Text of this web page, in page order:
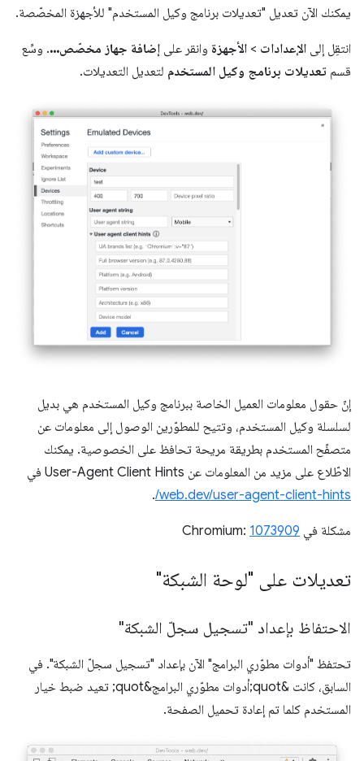
يمكنك الآن تعديل "تعديلات برنامج وكيل المستخدم" للأجهزة المخصّصة.
انتقِل إلى الإعدادات > الأجهزة وانقر على إضافة جهاز مخصّص.... وسِّع
قسم تعديلات برنامج وكيل المستخدم لتعديل التعديلات.
إنّ حقول معلومات العميل الخاصة ببرنامج وكيل المستخدم هي بديل
لسلسلة وكيل المستخدم، وتتيح للمطوّرين الوصول إلى معلومات عن
متصفّح المستخدم بطريقة مريحة تحافظ على الخصوصية. يمكنك
الاطّلاع على مزيد من المعلومات عن User-Agent Client Hints في
web.dev/user-agent-client-hints/
.
مشكلة في Chromium: 1073909
تعديلات على "لوحة الشبكة"
الاحتفاظ بإعداد "تسجيل سجلّ الشبكة"
تحتفظ "أدوات مطوّري البرامج" الآن بإعداد "تسجيل سجلّ الشبكة". في
السابق، كانت &quot;أدوات مطوّري البرامج&quot; تعيد ضبط خيار
المستخدم كلما تم إعادة تحميل الصفحة.